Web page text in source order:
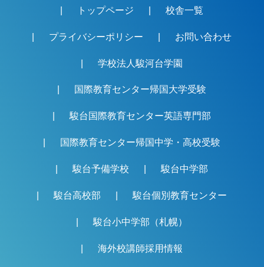
トップページ 校舎一覧
プライバシーポリシー お問い合わせ
学校法人駿河台学園
国際教育センター帰国大学受験
駿台国際教育センター英語専門部
国際教育センター帰国中学・高校受験
駿台予備学校 駿台中学部
駿台高校部 駿台個別教育センター
駿台小中学部（札幌）
海外校講師採用情報